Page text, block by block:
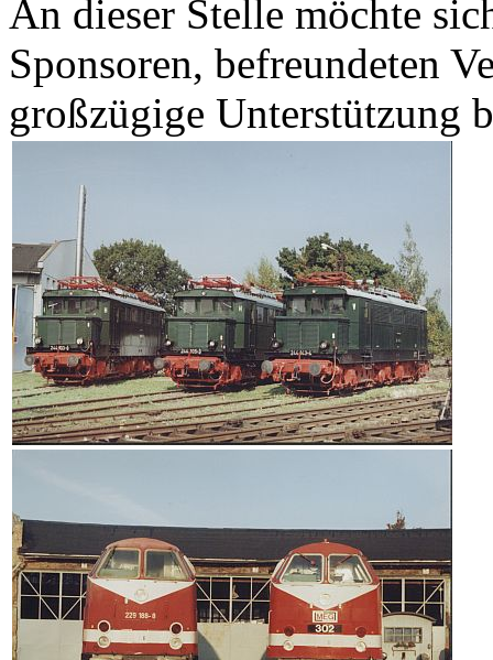
An dieser Stelle möchte
Sponsoren, befreundeten
großzügige Unterstützung